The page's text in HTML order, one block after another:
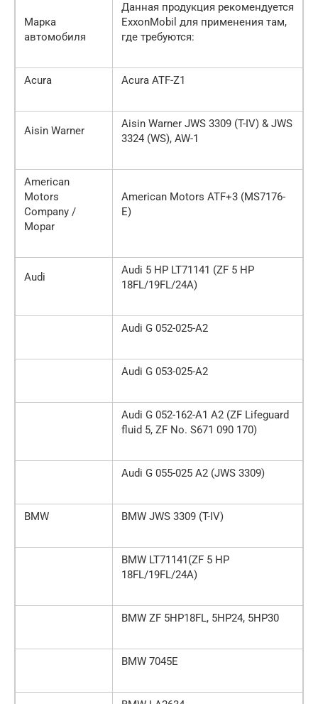
Марка
автомобиля
Данная продукция рекомендуется
ExxonMobil для применения там,
где требуются:
Acura Acura ATF-Z1
Aisin Warner
Aisin Warner JWS 3309 (T-IV) & JWS
3324 (WS), AW-1
American
Motors
Company /
Mopar
American Motors ATF+3 (MS7176-
E)
Audi
Audi 5 HP LT71141 (ZF 5 HP
18FL/19FL/24A)
Audi G 052-025-A2
Audi G 053-025-A2
Audi G 052-162-A1 A2 (ZF Lifeguard
fluid 5, ZF No. S671 090 170)
Audi G 055-025 A2 (JWS 3309)
BMW BMW JWS 3309 (T-IV)
BMW LT71141(ZF 5 HP
18FL/19FL/24A)
BMW ZF 5HP18FL, 5HP24, 5HP30
BMW 7045E